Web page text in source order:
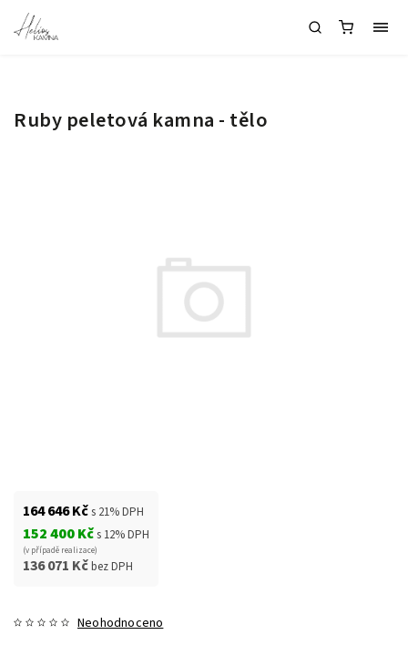
Ruby peletová kamna - tělo
164 646 Kčs 21% DPH
152 400 Kčs 12% DPH
(v případě realizace)
136 071 Kčbez DPH
Neohodnoceno